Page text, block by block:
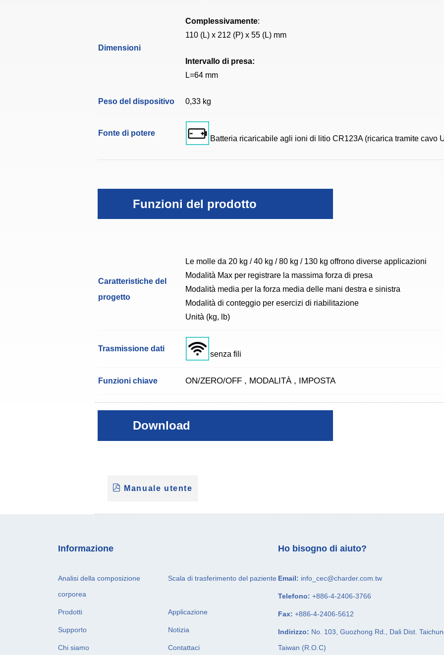
Dimensioni
Complessivamente:
110 (L) x 212 (P) x 55 (L) mm
Intervallo di presa:
L=64 mm
Peso del dispositivo 0,33 kg
Fonte di potere
Batteria ricaricabile agli ioni di litio CR123A (ricarica tramite cavo
Funzioni del prodotto
Caratteristiche del
progetto
Le molle da 20 kg / 40 kg / 80 kg / 130 kg offrono diverse applicazioni
Modalità Max per registrare la massima forza di presa
Modalità media per la forza media delle mani destra e sinistra
Modalità di conteggio per esercizi di riabilitazione
Unità (kg, lb)
Trasmissione dati
senza fili
Funzioni chiave ON/ZERO/OFF , MODALITÀ , IMPOSTA
Download
Manuale utente
Informazione
Analisi della composizione
corporea
Scala di trasferimento del paziente
Prodotti Applicazione
Supporto Notizia
Chi siamo Contattaci
Ho bisogno di aiuto?
Email: info_cec@charder.com.tw
Telefono: +886-4-2406-3766
Fax: +886-4-2406-5612
Indirizzo: No. 103, Guozhong Rd., Dali Dist.
Taiwan (R.O.C)